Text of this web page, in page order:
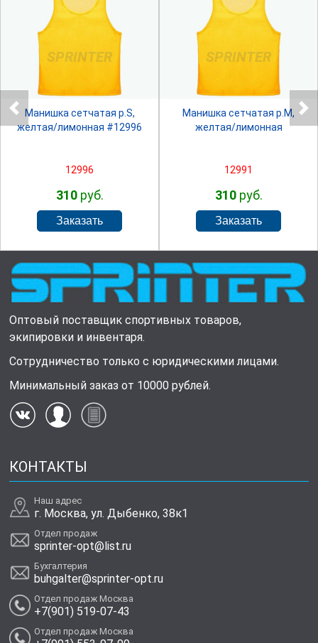
SPRINTER
Манишка сетчатая р.S,
желтая/лимонная #12996
12996
310руб.
SPRINTER
Манишка сетчатая р.М,
желтая/лимонная
12991
310руб.
Оптовый поставщик спортивных товаров,
экипировки и инвентаря.
Сотрудничество только с юридическими лицами.
Минимальный заказ от 10000 рублей.
КОНТАКТЫ
Наш адрес
г. Москва, ул. Дыбенко, 38к1
Отдел продаж
sprinter-opt@list.ru
Бухгалтерия
buhgalter@sprinter-opt.ru
Отдел продаж Москва
+7(901) 519-07-43
Отдел продаж Москва